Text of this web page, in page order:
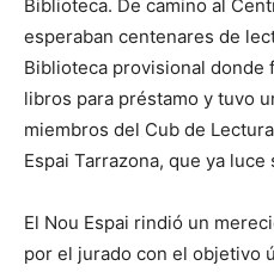
Biblioteca. De camino al
esperaban centenares de
Biblioteca provisional donde
libros para préstamo y tuvo
miembros del Cub de
Espai Tarrazona, que ya luce
El Nou Espai rindió un
por el jurado con el objetivo